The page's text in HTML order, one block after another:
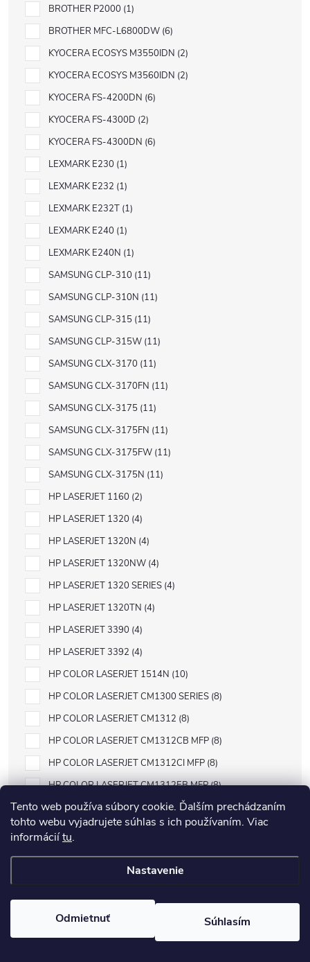
Tento web používa súbory cookie. Ďalším prechádzaním
tohto webu vyjadrujete súhlas s ich používaním. Viac
informáciítu.
Nastavenie
Odmietnuť Súhlasím
BROTHER P2000 1
BROTHER MFC-L6800DW 6
KYOCERA ECOSYS M3550IDN 2
KYOCERA ECOSYS M3560IDN 2
KYOCERA FS-4200DN 6
KYOCERA FS-4300D 2
KYOCERA FS-4300DN 6
LEXMARK E230 1
LEXMARK E232 1
LEXMARK E232T 1
LEXMARK E240 1
LEXMARK E240N 1
SAMSUNG CLP-310 11
SAMSUNG CLP-310N 11
SAMSUNG CLP-315 11
SAMSUNG CLP-315W 11
SAMSUNG CLX-3170 11
SAMSUNG CLX-3170FN 11
SAMSUNG CLX-3175 11
SAMSUNG CLX-3175FN 11
SAMSUNG CLX-3175FW 11
SAMSUNG CLX-3175N 11
HP LASERJET 1160 2
HP LASERJET 1320 4
HP LASERJET 1320N 4
HP LASERJET 1320NW 4
HP LASERJET 1320 SERIES 4
HP LASERJET 1320TN 4
HP LASERJET 3390 4
HP LASERJET 3392 4
HP COLOR LASERJET 1514N 10
HP COLOR LASERJET CM1300 SERIES 8
HP COLOR LASERJET CM1312 8
HP COLOR LASERJET CM1312CB MFP 8
HP COLOR LASERJET CM1312CI MFP 8
HP COLOR LASERJET CM1312EB MFP 8
HP COLOR LASERJET CM1312EI MFP 8
HP COLOR LASERJET CM1312 MFP 8
HP COLOR LASERJET CM1312 SERIES
HP COLOR LASERJET CM1312WI MFP 8
HP COLOR LASERJET CM1500 SERIES 8